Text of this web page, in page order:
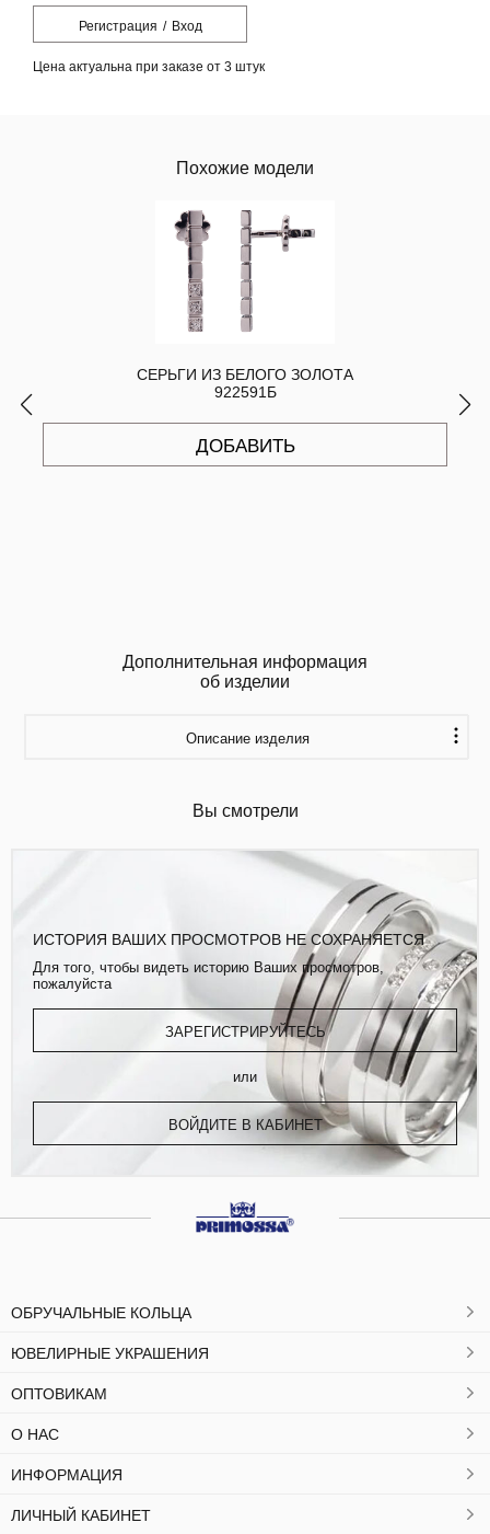
Регистрация / Вход
Цена актуальна при заказе от 3 штук
Похожие модели
СЕРЬГИ ИЗ БЕЛОГО ЗОЛОТА
922591Б
ДОБАВИТЬ
Дополнительная информация
об изделии
Описание изделия
Вы смотрели
ИСТОРИЯ ВАШИХ ПРОСМОТРОВ НЕ СОХРАНЯЕТСЯ
Для того, чтобы видеть историю Ваших просмотров,
пожалуйста
ЗАРЕГИСТРИРУЙТЕСЬ
или
ВОЙДИТЕ В КАБИНЕТ
ОБРУЧАЛЬНЫЕ КОЛЬЦА
ЮВЕЛИРНЫЕ УКРАШЕНИЯ
ОПТОВИКАМ
О НАС
ИНФОРМАЦИЯ
ЛИЧНЫЙ КАБИНЕТ